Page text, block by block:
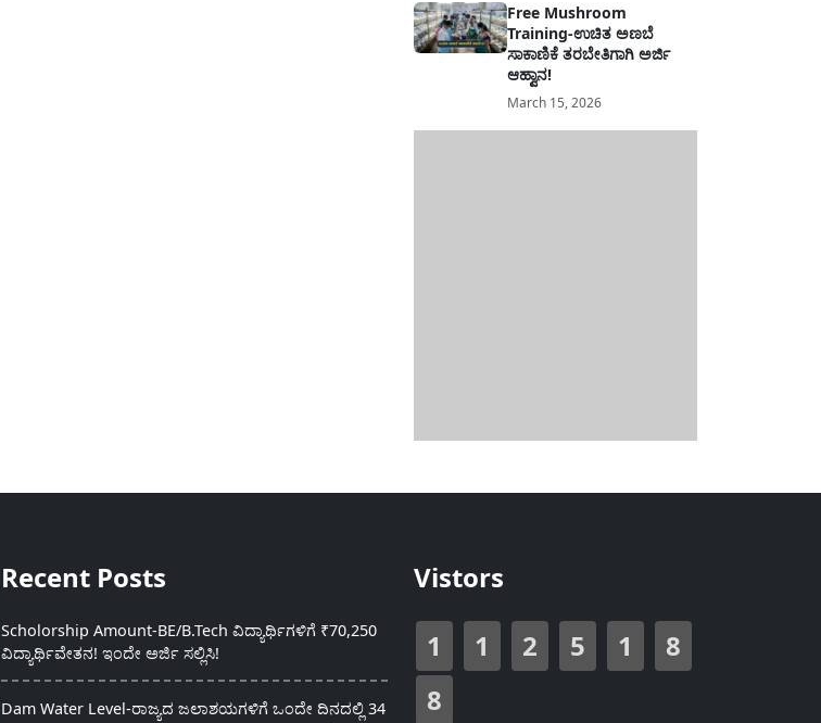
Free Mushroom
Training-ಉಚಿತ ಅಣಬೆ
ಸಾಕಾಣಿಕೆ ತರಬೇತಿಗಾಗಿ ಅರ್ಜಿ
ಆಹ್ವಾನ!
March 15, 2026
Recent Posts
Scholorship Amount-BE/B.Tech ವಿದ್ಯಾರ್ಥಿಗಳಿಗೆ ₹70,250
ವಿದ್ಯಾರ್ಥಿವೇತನ! ಇಂದೇ ಅರ್ಜಿ ಸಲ್ಲಿಸಿ!
Dam Water Level-ರಾಜ್ಯದ ಜಲಾಶಯಗಳಿಗೆ ಒಂದೇ ದಿನದಲ್ಲಿ 34
Vistors
1
1 2 5 1
8
8